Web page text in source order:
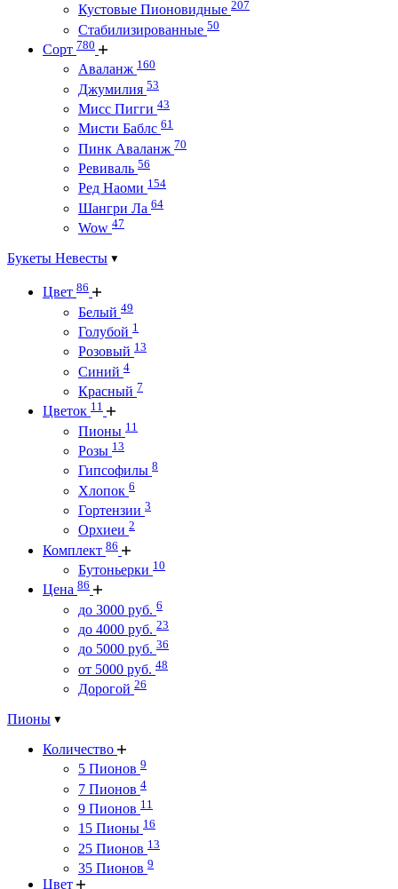
Кустовые Пионовидные 207
Стабилизированные 50
Сорт 780
Аваланж 160
Джумилия 53
Мисс Пигги 43
Мисти Баблс 61
Пинк Аваланж 70
Ревиваль 56
Ред Наоми 154
Шангри Ла 64
Wow 47
Букеты Невесты
Цвет 86
Белый 49
Голубой 1
Розовый 13
Синий 4
Красный 7
Цветок 11
Пионы 11
Розы 13
Гипсофилы 8
Хлопок 6
Гортензии 3
Орхиеи 2
Комплект 86
Бутоньерки 10
Цена 86
до 3000 руб. 6
до 4000 руб. 23
до 5000 руб. 36
от 5000 руб. 48
Дорогой 26
Пионы
Количество
5 Пионов 9
7 Пионов 4
9 Пионов 11
15 Пионы 16
25 Пионов 13
35 Пионов 9
Цвет